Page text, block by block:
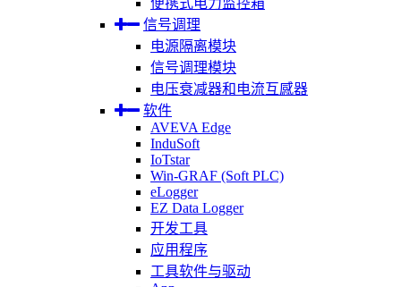
便携式电力监控箱
信号调理
电源隔离模块
信号调理模块
电压衰减器和电流互感器
软件
AVEVA Edge
InduSoft
IoTstar
Win-GRAF (Soft PLC)
eLogger
EZ Data Logger
开发工具
应用程序
工具软件与驱动